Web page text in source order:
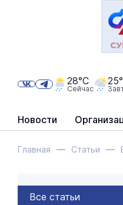
Новости
28°C
Сейчас
Главная Статьи
Все статьи